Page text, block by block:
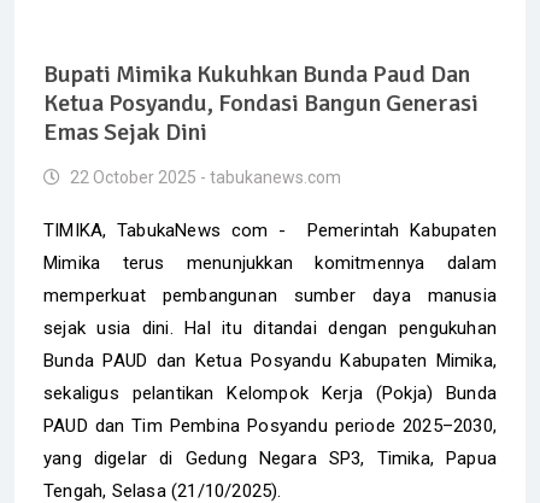
Bupati Mimika Kukuhkan Bunda Paud Dan
Ketua Posyandu, Fondasi Bangun Generasi
Emas Sejak Dini
22 October 2025 - tabukanews.com
TIMIKA, TabukaNews com - Pemerintah Kabupaten
Mimika terus menunjukkan komitmennya dalam
memperkuat pembangunan sumber daya manusia
sejak usia dini. Hal itu ditandai dengan pengukuhan
Bunda PAUD dan Ketua Posyandu Kabupaten Mimika,
sekaligus pelantikan Kelompok Kerja (Pokja) Bunda
PAUD dan Tim Pembina Posyandu periode 2025–2030,
yang digelar di Gedung Negara SP3, Timika, Papua
Tengah, Selasa (21/10/2025).